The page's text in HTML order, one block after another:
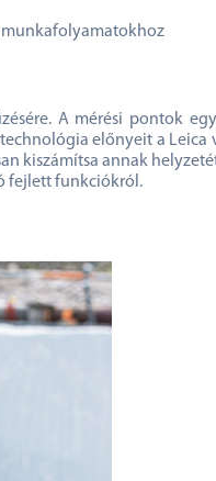
munkafolyamatokhoz
A mérési pontok
előnyeit a
kiszámítsa annak
fejlett funkciókról.